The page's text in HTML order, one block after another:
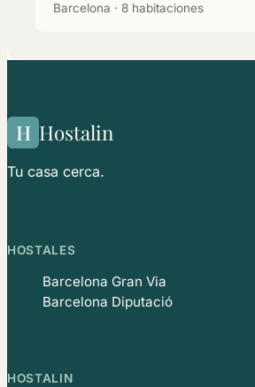
Barcelona · 8 habitaciones
H Hostalin
Tu casa cerca.
HOSTALES
Barcelona Gran Via
Barcelona Diputació
HOSTALIN